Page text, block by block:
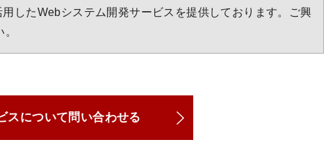
したWebシステム開発サービスを提供しております。ご興
スについて問い合わせる